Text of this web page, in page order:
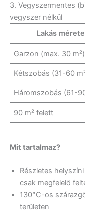
3. Vegyszermentes
vegyszer nélkül
Lakás mérete
Garzon (max. 30 m²)
Kétszobás (31-60
Háromszobás (61-
90 m² felett
Mit tartalmaz?
Részletes
csak megfelelő
130°C-os
területen